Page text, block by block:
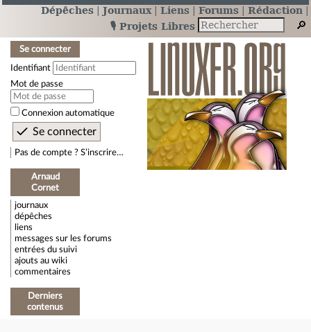
Dépêches Journaux Liens Forums
Rédaction
🎙️ Projets Libres
Se connecter
Identifiant
Mot de passe
Connexion automatique
Pas de compte ? S’inscrire…
Arnaud
Cornet
journaux
dépêches
liens
messages sur les forums
entrées du suivi
ajouts au wiki
commentaires
Derniers
contenus